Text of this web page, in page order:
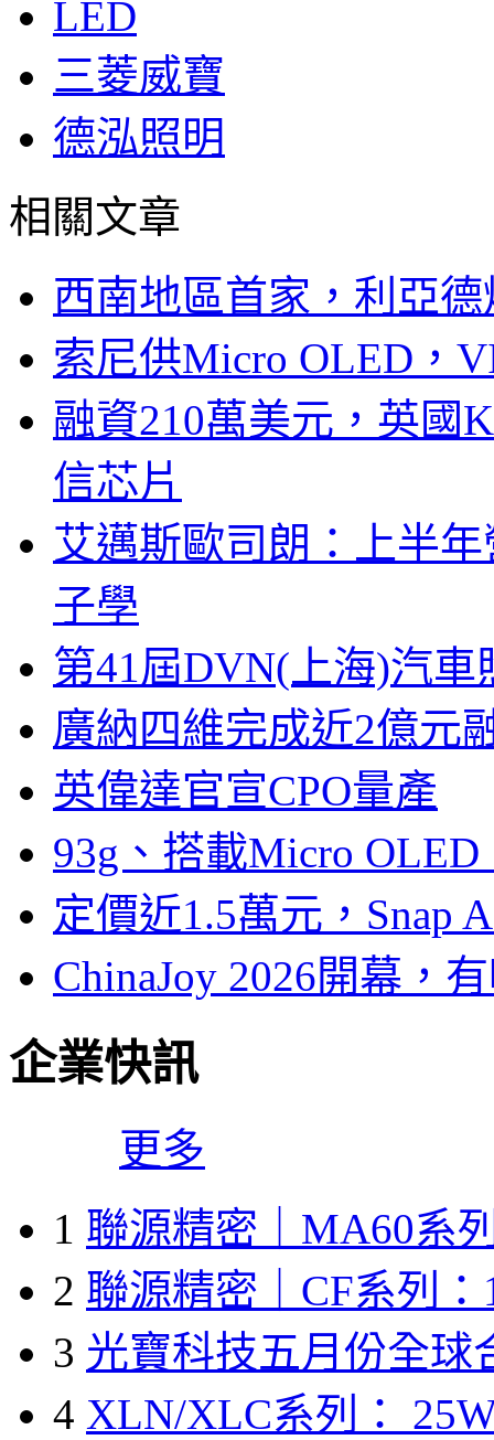
LED
三菱威寶
德泓照明
相關文章
西南地區首家，利亞
索尼供Micro OLED，
融資210萬美元，英國
信芯片
艾邁斯歐司朗：上半
子學
第41屆DVN(上海)汽
廣納四維完成近2億元
英偉達官宣CPO量產
93g、搭載Micro
定價近1.5萬元，Snap
ChinaJoy 2026開幕，
企業快訊
更多
1 聯源精密｜MA60系
2 聯源精密｜CF系列：
3 光寶科技五月份全球
4 XLN/XLC系列：